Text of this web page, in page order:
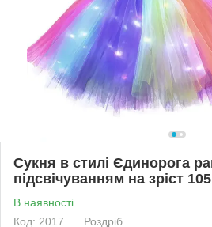
Сукня в стилі Єдинорога
підсвічуванням на зріст
В наявності
Код: 2017
Роздріб